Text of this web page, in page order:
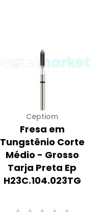
Ceptiom
Fresa em
Tungstênio Corte
Médio - Grosso
Tarja Preta Ep
H23C.104.023TG